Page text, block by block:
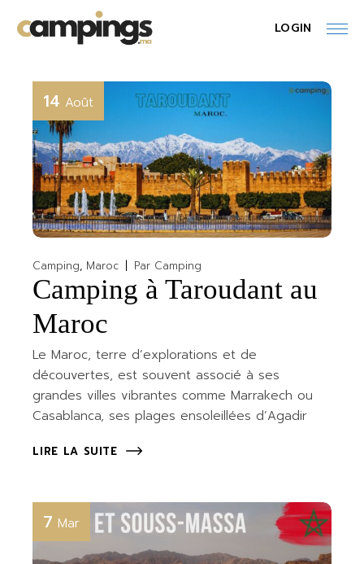
the
content
LOGIN
14 Août
Camping Maroc Par Camping
Camping à Taroudant au
Maroc
Le Maroc, terre d’explorations et de
découvertes, est souvent associé à ses
grandes villes vibrantes comme Marrakech ou
Casablanca, ses plages ensoleillées d’Agadir
LIRE LA SUITE
7 Mar